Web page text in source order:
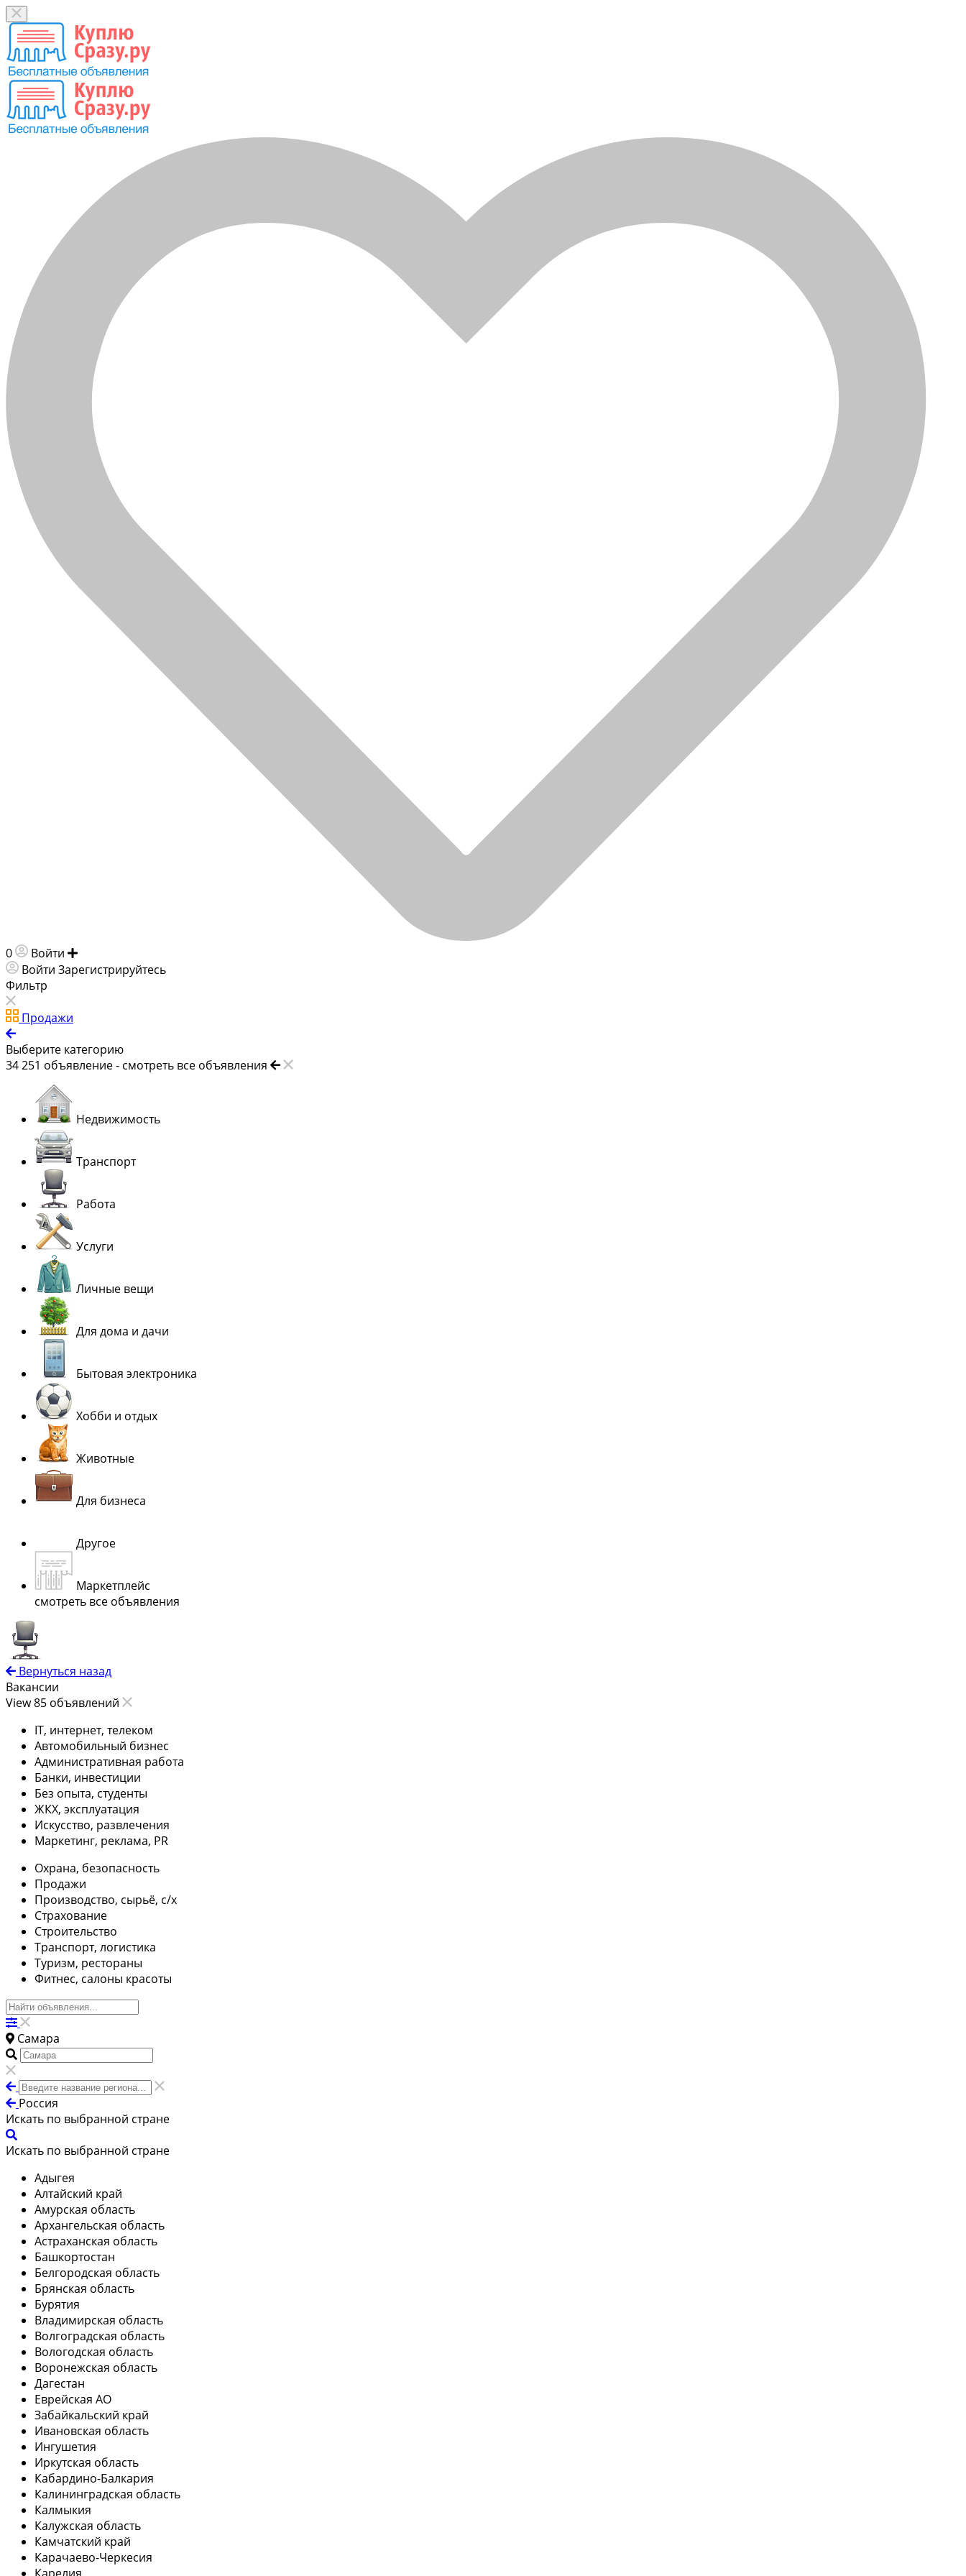
0 Войти
Войти Зарегистрируйтесь
Фильтр
Продажи
Выберите категорию
34 251 объявление - смотреть все объявления
Недвижимость
Транспорт
Работа
Услуги
Личные вещи
Для дома и дачи
Бытовая электроника
Хобби и отдых
Животные
Для бизнеса
Другое
Маркетплейс
смотреть все объявления
Вернуться назад
Вакансии
View 85 объявлений
IT, интернет, телеком
Автомобильный бизнес
Административная работа
Банки, инвестиции
Без опыта, студенты
ЖКХ, эксплуатация
Искусство, развлечения
Маркетинг, реклама, PR
Охрана, безопасность
Продажи
Производство, сырьё, с/х
Страхование
Строительство
Транспорт, логистика
Туризм, рестораны
Фитнес, салоны красоты
Самара
Россия
Искать по выбранной стране
Искать по выбранной стране
Адыгея
Алтайский край
Амурская область
Архангельская область
Астраханская область
Башкортостан
Белгородская область
Брянская область
Бурятия
Владимирская область
Волгоградская область
Вологодская область
Воронежская область
Дагестан
Еврейская АО
Забайкальский край
Ивановская область
Ингушетия
Иркутская область
Кабардино-Балкария
Калининградская область
Калмыкия
Калужская область
Камчатский край
Карачаево-Черкесия